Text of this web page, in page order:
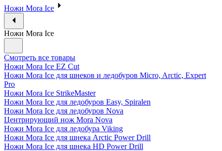
Ножи Mora Ice
Ножи Mora Ice
Смотреть все товары
Ножи Mora Ice EZ Cut
Ножи Mora Ice для шнеков и ледобуров Micro, Arctic, Expert
Pro
Ножи Mora Ice StrikeMaster
Ножи Mora Ice для ледобуров Easy, Spiralen
Ножи Mora Ice для ледобуров Nova
Центрирующий нож Mora Nova
Ножи Mora Ice для ледобура Viking
Ножи Mora Ice для шнека Arctic Power Drill
Ножи Mora Ice для шнека HD Power Drill